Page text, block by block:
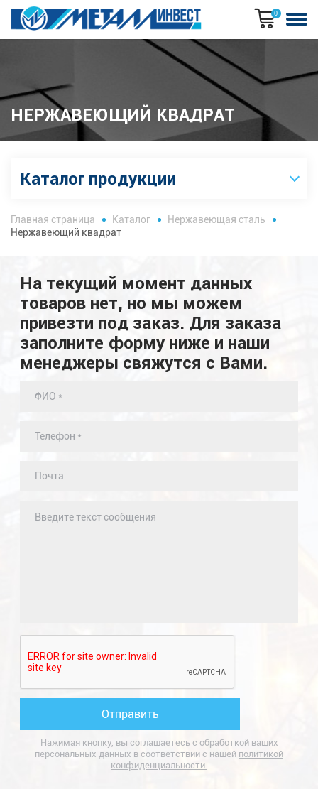
0
НЕРЖАВЕЮЩИЙ КВАДРАТ
Каталог продукции
Главная страница Каталог
Нержавеющая сталь
Нержавеющий квадрат
На текущий момент данных
товаров нет, но мы можем
привезти под заказ. Для заказа
заполните форму ниже и наши
менеджеры свяжутся с Вами.
Нажимая кнопку, вы соглашаетесь с обработкой ваших
персональных данных в соответствии с нашей политикой
конфиденциальности.